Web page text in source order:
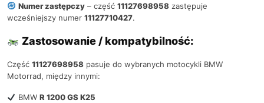
Numer zastępczy– część 11127698958zastępuje
wcześniejszy numer 11127710427.
Zastosowanie / kompatybilność:
Część 11127698958 pasuje do wybranych motocykli BMW
Motorrad, między innymi:
BMW R 1200 GS K25